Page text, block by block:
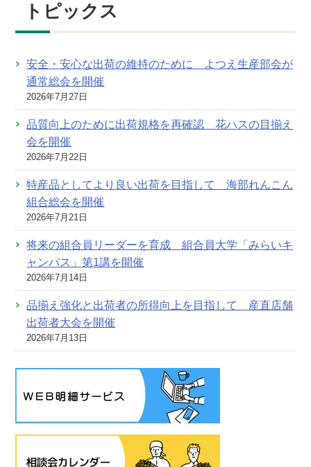
トピックス
安全・安心な出荷の維持のために よつえ生産部会が
通常総会を開催
2026年7月27日
品質向上のために出荷規格を再確認 花ハスの目揃え
会を開催
2026年7月22日
特産品としてより良い出荷を目指して 海部れんこん
組合総会を開催
2026年7月21日
将来の組合員リーダーを育成 組合員大学「みらいキ
ャンパス」第1講を開催
2026年7月14日
品揃え強化と出荷者の所得向上を目指して 産直店舗
出荷者大会を開催
2026年7月13日